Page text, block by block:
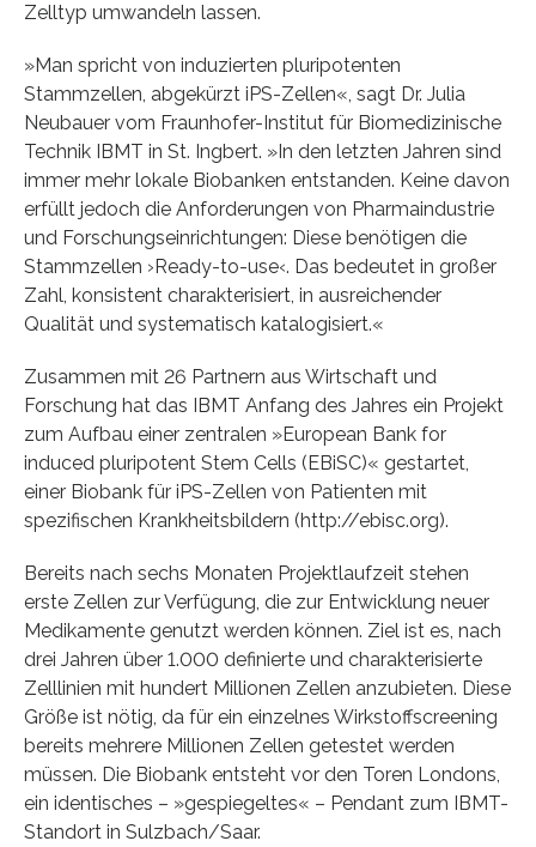
Zelltyp umwandeln lassen.
»Man spricht von induzierten pluripotenten
Stammzellen, abgekürzt iPS-Zellen«, sagt Dr. Julia
Neubauer vom Fraunhofer-Institut für Biomedizinische
Technik IBMT in St. Ingbert. »In den letzten Jahren sind
immer mehr lokale Biobanken entstanden. Keine davon
erfüllt jedoch die Anforderungen von Pharmaindustrie
und Forschungseinrichtungen: Diese benötigen die
Stammzellen ›Ready-to-use‹. Das bedeutet in großer
Zahl, konsistent charakterisiert, in ausreichender
Qualität und systematisch katalogisiert.«
Zusammen mit 26 Partnern aus Wirtschaft und
Forschung hat das IBMT Anfang des Jahres ein Projekt
zum Aufbau einer zentralen »European Bank for
induced pluripotent Stem Cells (EBiSC)« gestartet,
einer Biobank für iPS-Zellen von Patienten mit
spezifischen Krankheitsbildern (http://ebisc.org).
Bereits nach sechs Monaten Projektlaufzeit stehen
erste Zellen zur Verfügung, die zur Entwicklung neuer
Medikamente genutzt werden können. Ziel ist es, nach
drei Jahren über 1.000 definierte und charakterisierte
Zelllinien mit hundert Millionen Zellen anzubieten. Diese
Größe ist nötig, da für ein einzelnes Wirkstoffscreening
bereits mehrere Millionen Zellen getestet werden
müssen. Die Biobank entsteht vor den Toren Londons,
ein identisches – »gespiegeltes« – Pendant zum IBMT-
Standort in Sulzbach/Saar.